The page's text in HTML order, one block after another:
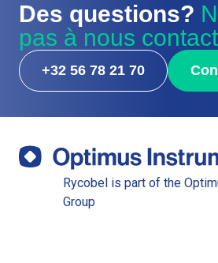
Des questions?
pas à nous
+32 56 78 21 70
Rycobel is part of the
Group